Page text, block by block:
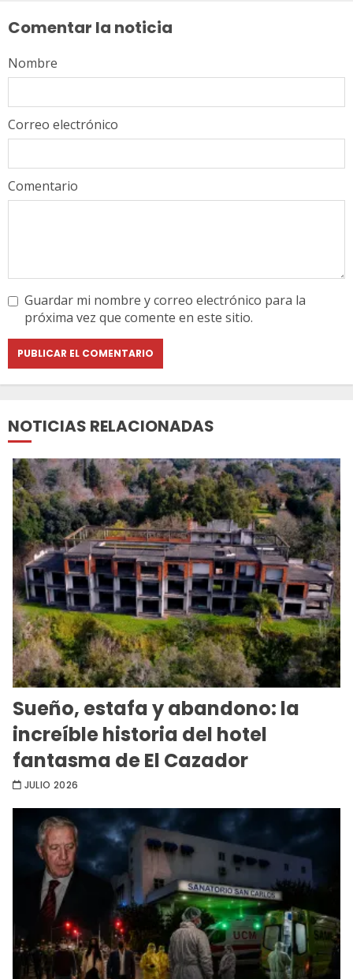
Comentar la noticia
Comentario
Nombre
Correo electrónico
Guardar mi nombre y correo electrónico para la
próxima vez que comente en este sitio.
NOTICIAS RELACIONADAS
Sueño, estafa y abandono: la
increíble historia del hotel
fantasma de El Cazador
JULIO 2026